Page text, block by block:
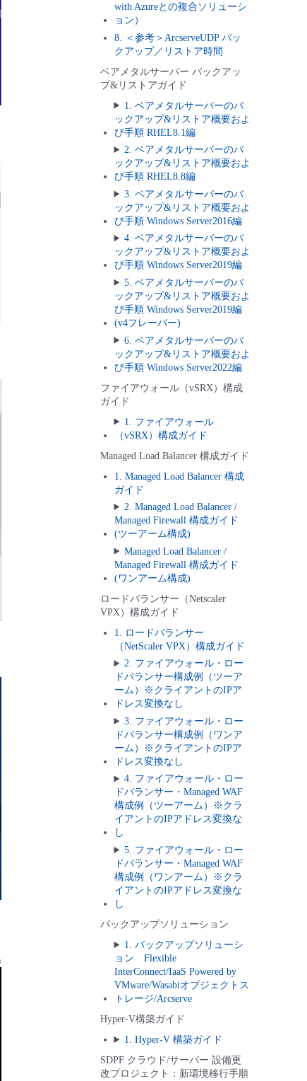
with Azureとの複合ソリューシ
ョン）
8. ＜参考＞ArcserveUDP バッ
クアップ／リストア時間
ベアメタルサーバー バックアッ
プ&リストアガイド
1. ベアメタルサーバーのバ
ックアップ&リストア概要およ
び手順 RHEL8.1編
2. ベアメタルサーバーのバ
ックアップ&リストア概要およ
び手順 RHEL8.8編
3. ベアメタルサーバーのバ
ックアップ&リストア概要およ
び手順 Windows Server2016編
4. ベアメタルサーバーのバ
ックアップ&リストア概要およ
び手順 Windows Server2019編
5. ベアメタルサーバーのバ
ックアップ&リストア概要およ
び手順 Windows Server2019編
(v4フレーバー)
6. ベアメタルサーバーのバ
ックアップ&リストア概要およ
び手順 Windows Server2022編
ファイアウォール（vSRX）構成
ガイド
1. ファイアウォール
（vSRX）構成ガイド
Managed Load Balancer 構成ガイド
1. Managed Load Balancer 構成
ガイド
2. Managed Load Balancer /
Managed Firewall 構成ガイド
(ツーアーム構成)
Managed Load Balancer /
Managed Firewall 構成ガイド
(ワンアーム構成)
ロードバランサー（Netscaler
VPX）構成ガイド
1. ロードバランサー
（NetScaler VPX）構成ガイド
2. ファイアウォール・ロー
ドバランサー構成例（ツーア
ーム）※クライアントのIPア
ドレス変換なし
3. ファイアウォール・ロー
ドバランサー構成例（ワンア
ーム）※クライアントのIPア
ドレス変換なし
4. ファイアウォール・ロー
ドバランサー・Managed WAF
構成例（ツーアーム）※クラ
イアントのIPアドレス変換な
し
5. ファイアウォール・ロー
ドバランサー・Managed WAF
構成例（ワンアーム）※クラ
イアントのIPアドレス変換な
し
バックアップソリューション
1. バックアップソリューシ
ョン Flexible
InterConnect/IaaS Powered by
VMware/Wasabiオブジェクトス
トレージ/Arcserve
Hyper-V構築ガイド
1. Hyper-V 構築ガイド
SDPF クラウド/サーバー 設備更
改プロジェクト：新環境移行手順